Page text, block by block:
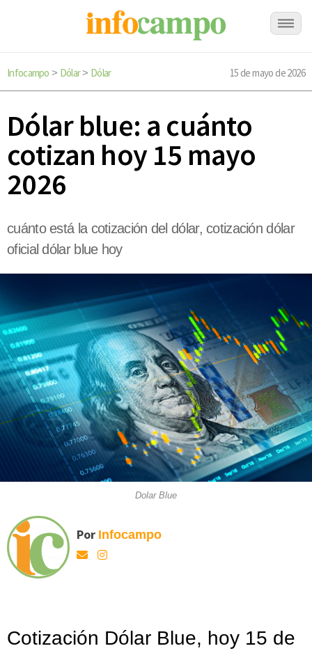
Infocampo > Dólar> Dólar 15 de mayo de 2026
Dólar blue: a cuánto
cotizan hoy 15 mayo
2026
cuánto está la cotización del dólar, cotización dólar
oficial dólar blue hoy
Dolar Blue
Por Infocampo
Cotización Dólar Blue, hoy 15 de